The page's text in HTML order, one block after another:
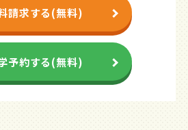
請求する(無料)
予約する(無料)